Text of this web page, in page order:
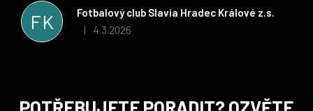
FK
Fotbalový club Slavia Hradec Králové z.s.
Hodnocení obchodu je 5 z 5 hvězdiček.
| 4.3.2026
stran. Věříme, že v tomto duchu bude spolupráce pokračovat
i nadále, nyní už začínáme řešit i první sady dresů ;)